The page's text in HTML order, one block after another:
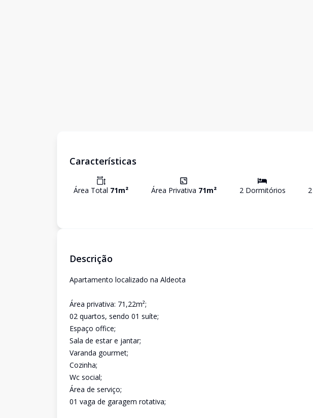
Características
Área Total 71m² Área Privativa 71m² 2Dormitórios 2
Descrição
Apartamento localizado na Aldeota
Área privativa: 71,22m²;
02 quartos, sendo 01 suíte;
Espaço office;
Sala de estar e jantar;
Varanda gourmet;
Cozinha;
Wc social;
Área de serviço;
01 vaga de garagem rotativa;